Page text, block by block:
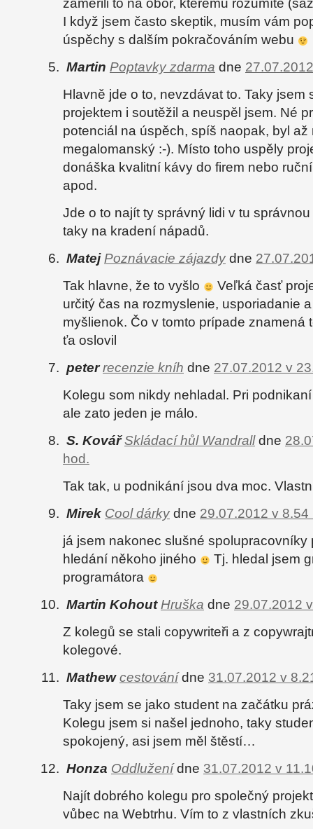
I když jsem často skeptik, musím vám
úspěchy s dalším pokračováním webu
Martin Poptavky zdarma dne
Hlavně jde o to, nevzdávat to. Taky jsem
projektem i soutěžil a neuspěl jsem. Né
potenciál na úspěch, spíš naopak, byl až
megalomanský :-). Místo toho uspěly
donáška kvalitní kávy do firem nebo
apod.
Jde o to najít ty správný lidi v tu
taky na kradení nápadů.
Matej Poznávacie zájazdydne
Tak hlavne, že to vyšlo
Veľká časť
určitý čas na rozmyslenie, usporiadanie
myšlienok. Čo v tomto prípade znamená
ťa oslovil
peter recenzie kníh dne 27.07.2012 v
Kolegu som nikdy nehladal. Pri
ale zato jeden je málo.
S. Kovář Skládací hůl Wandralldne
hod.
Tak tak, u podnikání jsou dva moc.
Mirek Cool dárkydne 29.07.2012 v 8.54
já jsem nakonec slušné spolupracovníky
hledání někoho jiného
Tj. hledal jsem
programátora
Martin Kohout Hruška dne 29.07.2012
Z kolegů se stali copywriteři a z
kolegové.
Mathew cestovánídne 31.07.2012 v
Taky jsem se jako student na začátku
Kolegu jsem si našel jednoho, taky
spokojený, asi jsem měl štěstí…
Honza Oddluženídne 31.07.2012 v
Najít dobrého kolegu pro společný
vůbec na Webtrhu. Vím to z vlastních